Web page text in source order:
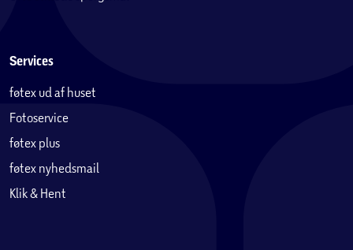
Services
føtex ud af huset
Fotoservice
føtex plus
føtex nyhedsmail
Klik & Hent